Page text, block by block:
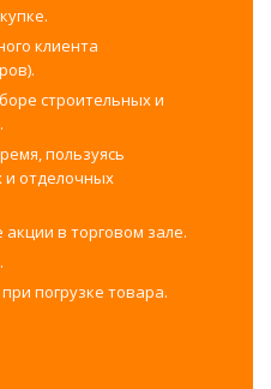
клиента
строительных и
пользуясь
и отделочных
в торговом зале.
погрузке товара.